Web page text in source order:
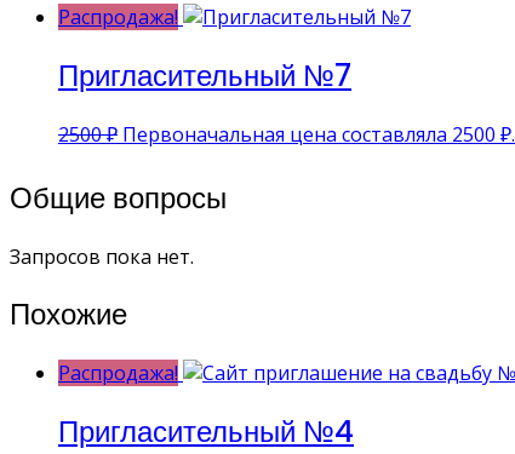
Распродажа!
Пригласительный №7
2500₽ Первоначальная цена составляла 2500 ₽.
Общие вопросы
Запросов пока нет.
Похожие
Распродажа!
Пригласительный №4